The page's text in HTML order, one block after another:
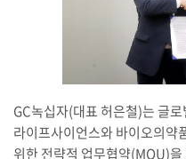
GC녹십자(대표 허은철)는 글
라이프사이언스와 바이오의약
위한 전략적 업무협약(MOU)